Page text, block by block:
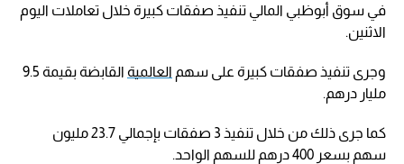
في سوق أبوظبي المالي تنفيذ صفقات كبيرة خلال تعاملات اليوم
الاثنين.
وجرى تنفيذ صفقات كبيرة على سهم العالمية
القابضة بقيمة 9.5
مليار درهم.
كما جرى ذلك من خلال تنفيذ 3 صفقات بإجمالي 23.7 مليون
سهم بسعر 400 درهم للسهم الواحد.